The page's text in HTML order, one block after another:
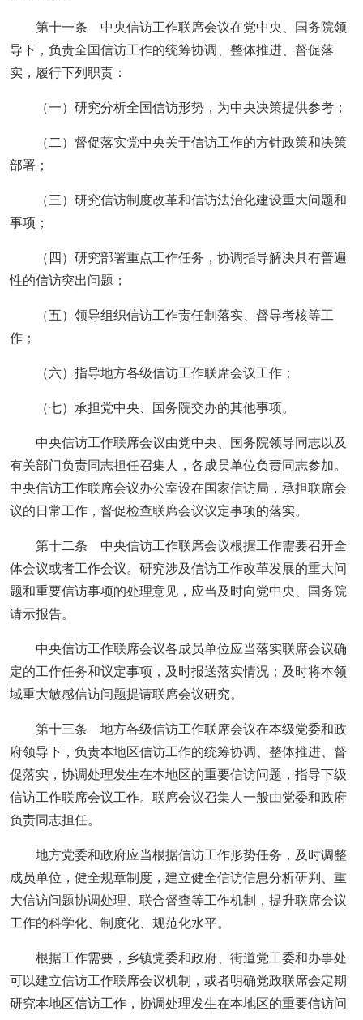
第十一条 中央信访工作联席会议在党中央、国务院领
导下，负责全国信访工作的统筹协调、整体推进、督促落
实，履行下列职责：
（一）研究分析全国信访形势，为中央决策提供参考；
（二）督促落实党中央关于信访工作的方针政策和决策
部署；
（三）研究信访制度改革和信访法治化建设重大问题和
事项；
（四）研究部署重点工作任务，协调指导解决具有普遍
性的信访突出问题；
（五）领导组织信访工作责任制落实、督导考核等工
作；
（六）指导地方各级信访工作联席会议工作；
（七）承担党中央、国务院交办的其他事项。
中央信访工作联席会议由党中央、国务院领导同志以及
有关部门负责同志担任召集人，各成员单位负责同志参加。
中央信访工作联席会议办公室设在国家信访局，承担联席会
议的日常工作，督促检查联席会议议定事项的落实。
第十二条 中央信访工作联席会议根据工作需要召开全
体会议或者工作会议。研究涉及信访工作改革发展的重大问
题和重要信访事项的处理意见，应当及时向党中央、国务院
请示报告。
中央信访工作联席会议各成员单位应当落实联席会议确
定的工作任务和议定事项，及时报送落实情况；及时将本领
域重大敏感信访问题提请联席会议研究。
第十三条 地方各级信访工作联席会议在本级党委和政
府领导下，负责本地区信访工作的统筹协调、整体推进、督
促落实，协调处理发生在本地区的重要信访问题，指导下级
信访工作联席会议工作。联席会议召集人一般由党委和政府
负责同志担任。
地方党委和政府应当根据信访工作形势任务，及时调整
成员单位，健全规章制度，建立健全信访信息分析研判、重
大信访问题协调处理、联合督查等工作机制，提升联席会议
工作的科学化、制度化、规范化水平。
根据工作需要，乡镇党委和政府、街道党工委和办事处
可以建立信访工作联席会议机制，或者明确党政联席会定期
研究本地区信访工作，协调处理发生在本地区的重要信访问